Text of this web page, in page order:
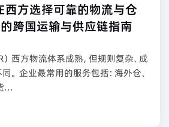
西方选择可靠的物流与仓
跨国运输与供应链指南
西方物流体系成熟，但规则复杂、成
。 企业最常用的服务包括：海外仓、
...